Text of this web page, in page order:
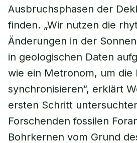
Ausbruchsphasen der
finden. „Wir nutzen die
Änderungen in der
in geologischen Daten
wie ein Metronom, um die
synchronisieren“, erklärt
ersten Schritt
Forschenden fossilen
Bohrkernen vom Grund